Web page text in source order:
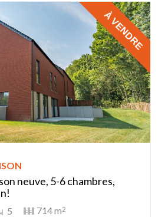
neuve, 5-6 chambres,
5 714 m2
À VENDRE